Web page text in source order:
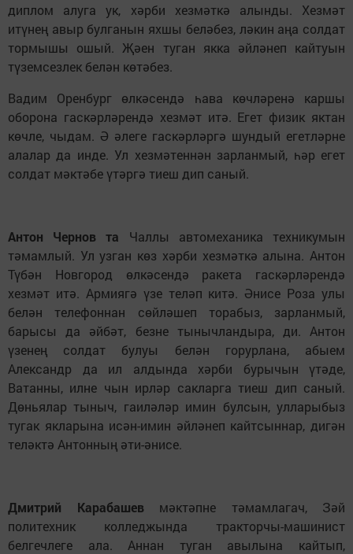
диплом алуга ук, хәрби хезмәткә алынды. Хезмәт
итүнең авыр булганын яхшы беләбез, ләкин аңа солдат
тормышы ошый. Җәен туган якка әйләнеп кайтуын
түземсезлек белән көтәбез.
Вадим Оренбург өлкәсендә һава көчләренә каршы
оборона гаскәрләрендә хезмәт итә. Егет физик яктан
көчле, чыдам. Ә әлеге гаскәрләргә шундый егетләрне
алалар да инде. Ул хезмәтеннән зарланмый, һәр егет
солдат мәктәбе үтәргә тиеш дип саный.
Антон Чернов та Чаллы автомеханика техникумын
тәмамлый. Ул узган көз хәрби хезмәткә алына. Антон
Түбән Новгород өлкәсендә ракета гаскәрләрендә
хезмәт итә. Армиягә үзе теләп китә. Әнисе Роза улы
белән телефоннан сөйләшеп торабыз, зарланмый,
барысы да әйбәт, безне тынычландыра, ди. Антон
үзенең солдат булуы белән горурлана, абыем
Александр да ил алдында хәрби бурычын үтәде,
Ватанны, илне чын ирләр сакларга тиеш дип саный.
Дөньялар тыныч, гаиләләр имин булсын, улларыбыз
тугак якларына исән-имин әйләнеп кайтсыннар, дигән
теләктә Антонның әти-әнисе.
Дмитрий Карабашевмәктәпне тәмамлагач, Зәй
политехник колледжында тракторчы-машинист
белгечлеге ала. Аннан туган авылына кайтып,